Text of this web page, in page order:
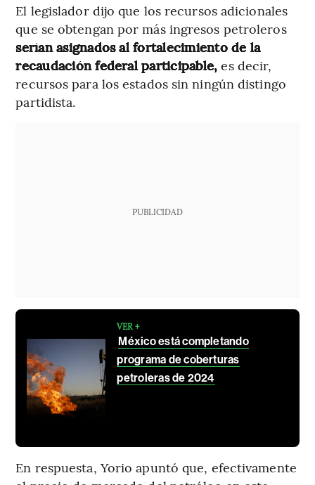
El legislador dijo que los recursos adicionales
que se obtengan por más ingresos petroleros
serían asignados al fortalecimiento de la
recaudación federal participable, es decir,
recursos para los estados sin ningún distingo
partidista.
PUBLICIDAD
VER +
México está completando
programa de coberturas
petroleras de 2024
En respuesta, Yorio apuntó que, efectivamente